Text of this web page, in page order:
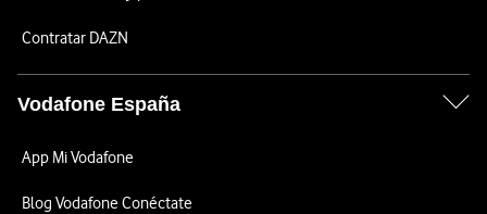
Contratar DAZN
Vodafone España
App Mi Vodafone
Blog Vodafone Conéctate